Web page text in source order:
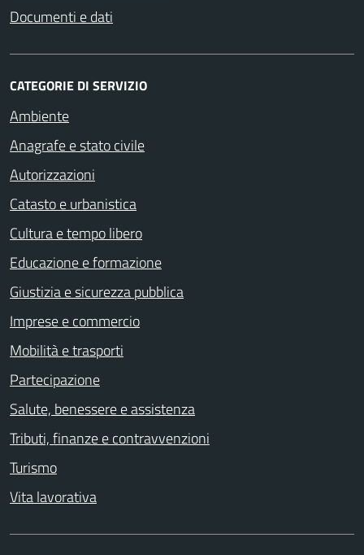
Documenti e dati
CATEGORIE DI SERVIZIO
Ambiente
Anagrafe e stato civile
Autorizzazioni
Catasto e urbanistica
Cultura e tempo libero
Educazione e formazione
Giustizia e sicurezza pubblica
Imprese e commercio
Mobilità e trasporti
Partecipazione
Salute, benessere e assistenza
Tributi, finanze e contravvenzioni
Turismo
Vita lavorativa